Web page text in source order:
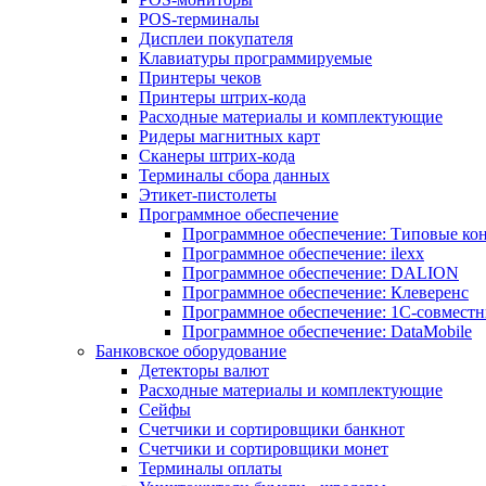
POS-терминалы
Дисплеи покупателя
Клавиатуры программируемые
Принтеры чеков
Принтеры штрих-кода
Расходные материалы и комплектующие
Ридеры магнитных карт
Сканеры штрих-кода
Терминалы сбора данных
Этикет-пистолеты
Программное обеспечение
Программное обеспечение: Типовые
Программное обеспечение: ilexx
Программное обеспечение: DALION
Программное обеспечение: Клеверенс
Программное обеспечение: 1С-
Программное обеспечение: DataMobile
Банковское оборудование
Детекторы валют
Расходные материалы и комплектующие
Сейфы
Счетчики и сортировщики банкнот
Счетчики и сортировщики монет
Терминалы оплаты